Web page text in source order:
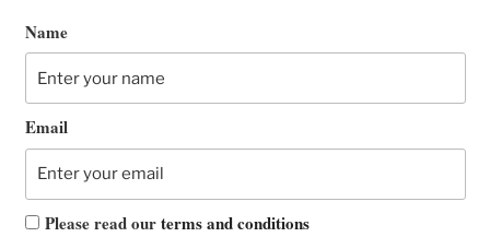
Name
Email
Please read ourterms and conditions